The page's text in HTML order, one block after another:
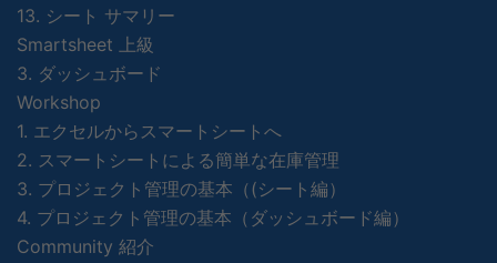
13. シート サマリー
Smartsheet 上級
3. ダッシュボード
Workshop
1. エクセルからスマートシートへ
2. スマートシートによる簡単な在庫管理
3. プロジェクト管理の基本（(シート編）
4. プロジェクト管理の基本（ダッシュボード編）
Community 紹介